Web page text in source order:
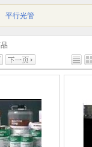
平行光管